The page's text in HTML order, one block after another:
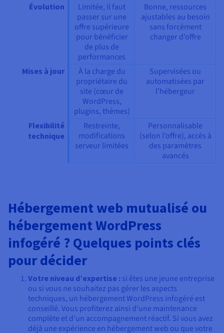
Évolution
Limitée, il faut
passer sur une
offre supérieure
pour bénéficier
de plus de
performances
Bonne, ressources
ajustables au besoin
sans forcément
changer d’offre
Mises à jour
À la charge du
propriétaire du
site (cœur de
WordPress,
plugins, thèmes)
Supervisées ou
automatisées par
l’hébergeur
Flexibilité
technique
Restreinte,
modifications
serveur limitées
Personnalisable
(selon l’offre), accès à
des paramètres
avancés
Hébergement web mutualisé ou
hébergement WordPress
infogéré ? Quelques points clés
pour décider
Votre niveau d’expertise : si êtes une jeune entreprise
ou si vous ne souhaitez pas gérer les aspects
techniques, un hébergement WordPress infogéré est
conseillé. Vous profiterez ainsi d’une maintenance
complète et d’un accompagnement réactif. Si vous avez
déjà une expérience en hébergement web ou que votre